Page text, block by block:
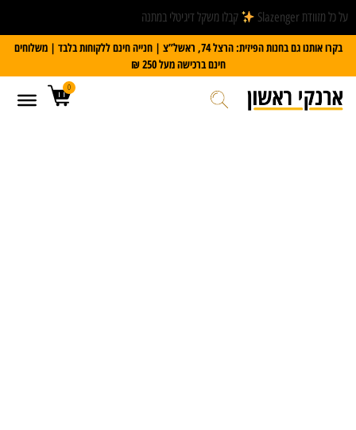
על כל מזוודת Slazenger
קבלו משקל דיגיטלי במתנה
בקרו אותנו גם בחנות הפיזית: הרצל 74, ראשל”צ | חנייה חינם ללקוחות בלבד | משלוחים
חינם ברכישה מעל 250 ₪
0